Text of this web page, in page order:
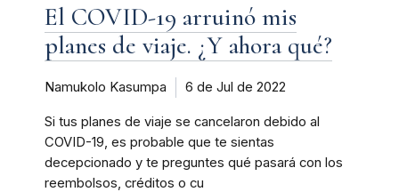
El COVID-19 arruinó mis
planes de viaje. ¿Y ahora qué?
Namukolo Kasumpa 6 de Jul de 2022
Si tus planes de viaje se cancelaron debido al
COVID-19, es probable que te sientas
decepcionado y te preguntes qué pasará con los
reembolsos, créditos o cu